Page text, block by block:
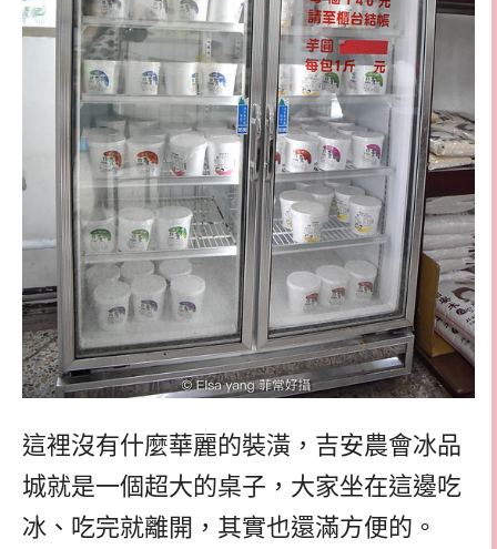
這裡沒有什麼華麗的裝潢，吉安農會冰品
城就是一個超大的桌子，大家坐在這邊吃
冰、吃完就離開，其實也還滿方便的。